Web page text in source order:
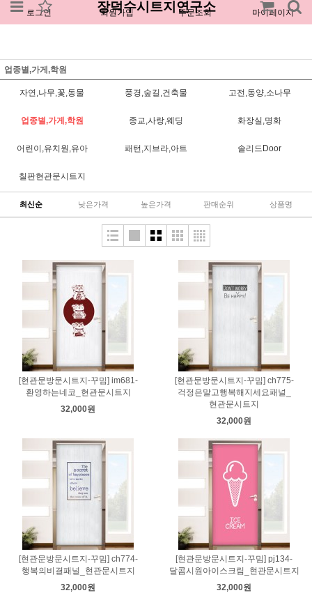
로그인 회원가입 주문조회 마이페이지
장덕수시트지연구소
업종별,가게,학원
자연,나무,꽃,동물 풍경,숲길,건축물 고전,동양,소나무
업종별,가게,학원 종교,사랑,웨딩 화장실,명화
어린이,유치원,유아 패턴,지브라,아트 솔리드Door
칠판현관문시트지
최신순 낮은가격 높은가격 판매순위 상품명
[현관문방문시트지-꾸밈] im681-
환영하는네코_현관문시트지
32,000원
[현관문방문시트지-꾸밈] ch775-
걱정은말고행복해지세요패널_
현관문시트지
32,000원
[현관문방문시트지-꾸밈] ch774-
행복의비결패널_현관문시트지
32,000원
[현관문방문시트지-꾸밈] pj134-
달콤시원아이스크림_현관문시트지
32,000원